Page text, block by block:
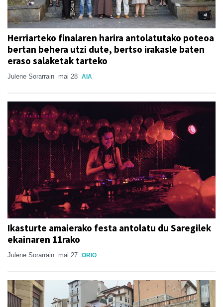
Herriarteko finalaren harira antolatutako poteoa
bertan behera utzi dute, bertso irakasle baten
eraso salaketak tarteko
Julene Sorarrain mai 28 AIA
Ikasturte amaierako festa antolatu du Saregilek
ekainaren 11rako
Julene Sorarrain mai 27 ORIO